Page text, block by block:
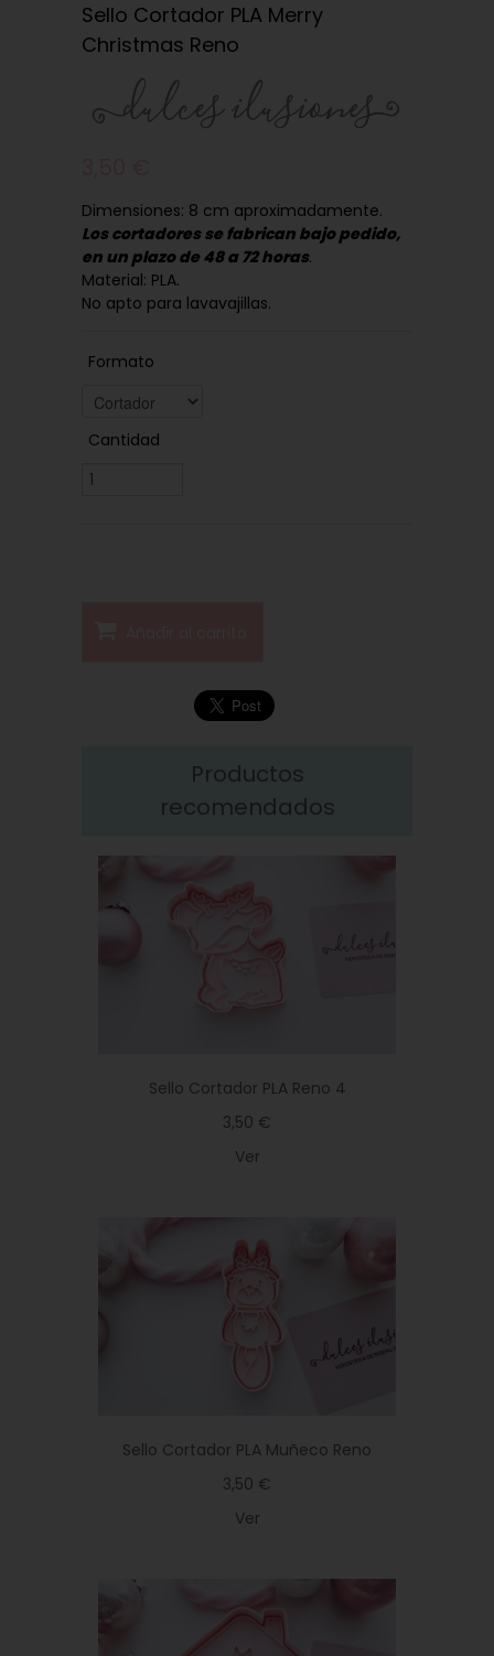
Sello Cortador PLA Merry
Christmas Reno
Dimensiones: 8 cm aproximadamente.
Los cortadores se fabrican bajo pedido,
en un plazo de 48 a 72 horas.
Material: PLA.
No apto para lavavajillas.
Formato
Cantidad
Productos
recomendados
Sello Cortador PLA Reno 4
3,50 €
Ver
Sello Cortador PLA Muñeco Reno
3,50 €
Ver